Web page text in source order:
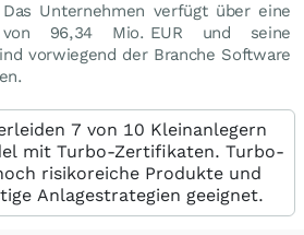
Unternehmen verfügt über eine
von 96,34 Mio. EUR und seine
vorwiegend der Branche Software
7 von 10 Kleinanlegern
mit Turbo-Zertifikaten. Turbo-
risikoreiche Produkte und
Anlagestrategien geeignet.